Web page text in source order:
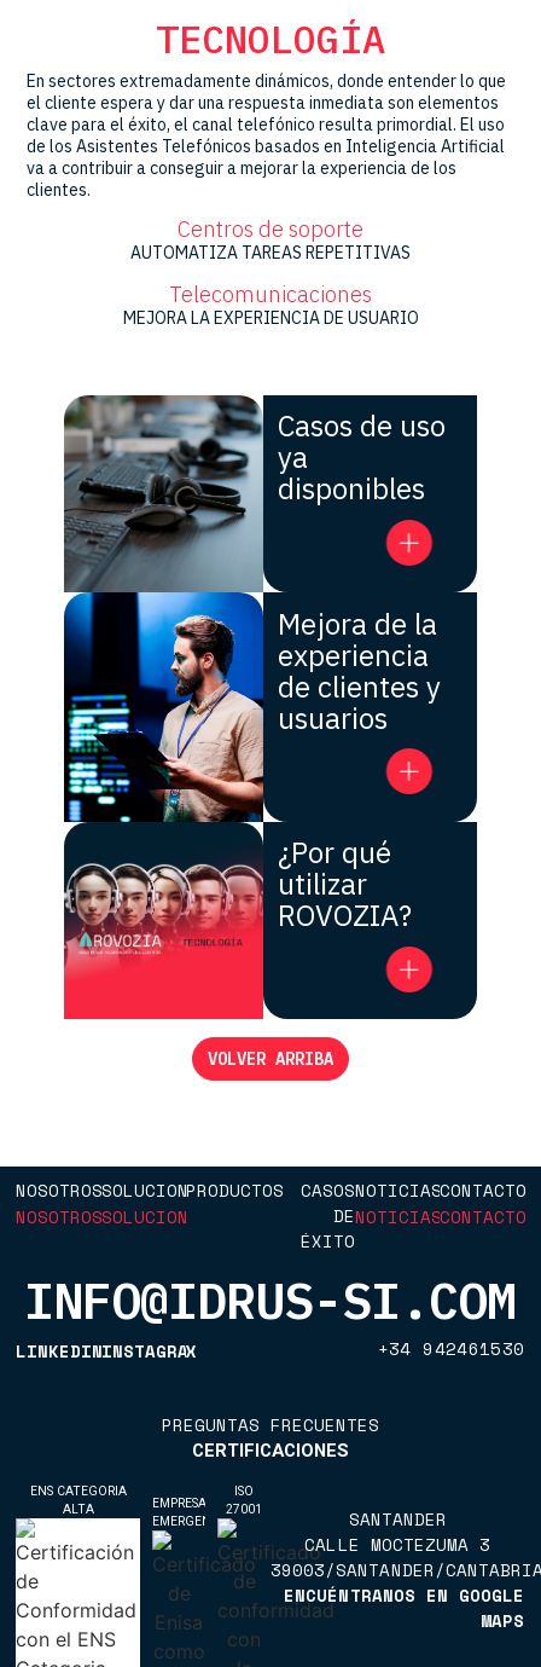
TECNOLOGÍA
En sectores extremadamente dinámicos, donde entender lo que
el cliente espera y dar una respuesta inmediata son elementos
clave para el éxito, el canal telefónico resulta primordial. El uso
de los Asistentes Telefónicos basados en Inteligencia Artificial
va a contribuir a conseguir a mejorar la experiencia de los
clientes.
Centros de soporte
AUTOMATIZA TAREAS REPETITIVAS
Telecomunicaciones
MEJORA LA EXPERIENCIA DE USUARIO
Casos de uso
ya
disponibles
Mejora de la
experiencia
de clientes y
usuarios
¿Por qué
utilizar
ROVOZIA?
VOLVER ARRIBA
NOSOTROS
NOSOTROS
SOLUCIONES
SOLUCIONES
PRODUCTOS
CASOS
DE
ÉXITO
DE
ÉXITO
NOTICIAS
NOTICIAS
CONTACTO
CONTACTO
INFO@IDRUS-SI.COM
LINKEDININSTAGRAM
X
+34 942461530
PREGUNTAS FRECUENTES
PREGUNTAS FRECUENTES
CERTIFICACIONES
ENS CATEGORIA
ALTA
EMPRESA
EMERGENTE
ISO
27001
SANTANDER
CALLE MOCTEZUMA 3
39003/SANTANDER/
ENCUÉNTRANOS EN GOOGLE
MAPS